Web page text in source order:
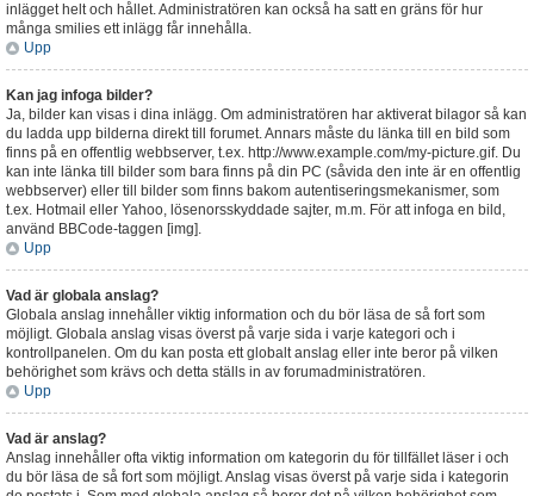
inlägget helt och hållet. Administratören kan också ha satt en gräns för hur
många smilies ett inlägg får innehålla.
Upp
Kan jag infoga bilder?
Ja, bilder kan visas i dina inlägg. Om administratören har aktiverat bilagor så kan
du ladda upp bilderna direkt till forumet. Annars måste du länka till en bild som
finns på en offentlig webbserver, t.ex. http://www.example.com/my-picture.gif. Du
kan inte länka till bilder som bara finns på din PC (såvida den inte är en offentlig
webbserver) eller till bilder som finns bakom autentiseringsmekanismer, som
t.ex. Hotmail eller Yahoo, lösenorsskyddade sajter, m.m. För att infoga en bild,
använd BBCode-taggen [img].
Upp
Vad är globala anslag?
Globala anslag innehåller viktig information och du bör läsa de så fort som
möjligt. Globala anslag visas överst på varje sida i varje kategori och i
kontrollpanelen. Om du kan posta ett globalt anslag eller inte beror på vilken
behörighet som krävs och detta ställs in av forumadministratören.
Upp
Vad är anslag?
Anslag innehåller ofta viktig information om kategorin du för tillfället läser i och
du bör läsa de så fort som möjligt. Anslag visas överst på varje sida i kategorin